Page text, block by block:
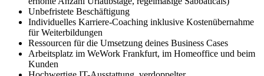
Unbefristete Beschäftigung
Individuelles Karriere-Coaching inklusive Kostenübernahme
für Weiterbildungen
Ressourcen für die Umsetzung deines Business Cases
Arbeitsplatz im WeWork Frankfurt, im Homeoffice und beim
Kunden